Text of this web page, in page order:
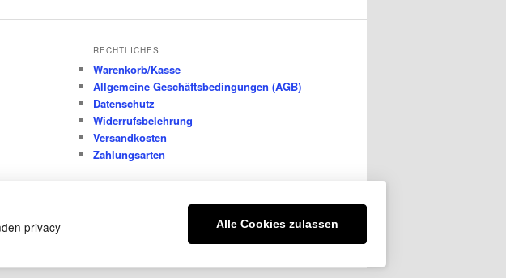
RECHTLICHES
Warenkorb/Kasse
Allgemeine Geschäftsbedingungen (AGB)
Datenschutz
Widerrufsbelehrung
Versandkosten
Zahlungsarten
WordPress
privacy
Alle Cookies zulassen